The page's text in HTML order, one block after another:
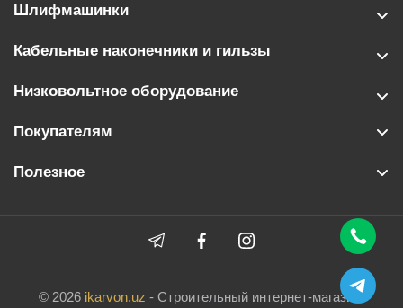
Шлифмашинки
Кабельные наконечники и гильзы
Низковольтное оборудование
Покупателям
Полезное
© 2026 ikarvon.uz - Строительный интернет-магазин.